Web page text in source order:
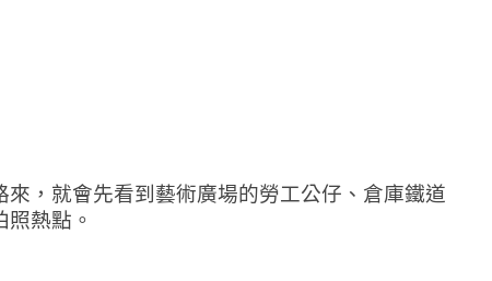
，就會先看到藝術廣場的勞工公仔、倉庫鐵道
熱點。